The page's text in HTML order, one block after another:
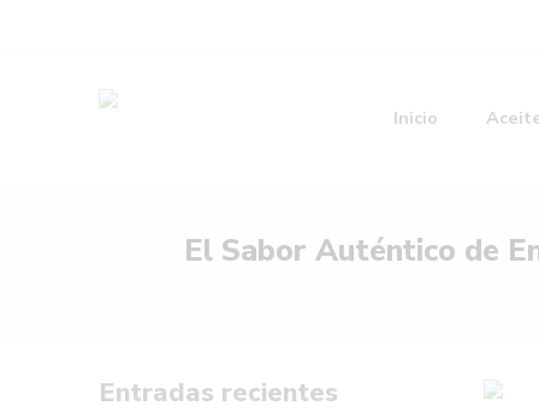
Inicio
El Sabor Auténtico de
Entradas recientes